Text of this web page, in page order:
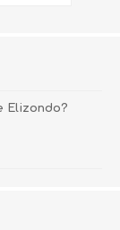
Elizondo?